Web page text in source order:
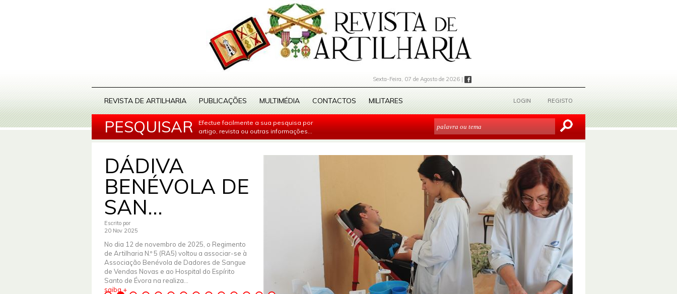
Sexta-Feira, 07 de Agosto de 2026 |
REVISTA DE ARTILHARIA PUBLICAÇÕES MULTIMÉDIA CONTACTOS MILITARES LOGIN REGISTO
PESQUISAR
Efectue facilmente a sua pesquisa por
artigo, revista ou outras informações...
DÁDIVA
BENÉVOLA DE
SAN...
Escrito por
20 Nov 2025
No dia 12 de novembro de 2025, o Regimento
de Artilharia N.º 5 (RA5) voltou a associar-se à
Associação Benévola de Dadores de Sangue
de Vendas Novas e ao Hospital do Espírito
Santo de Évora na realiza...
saiba +